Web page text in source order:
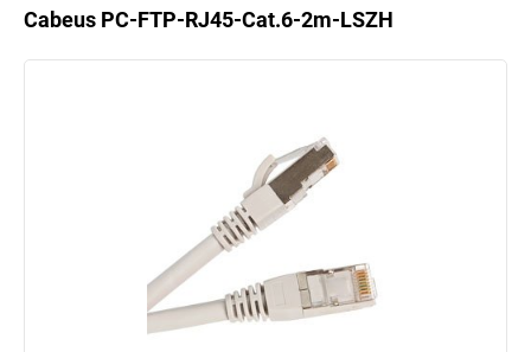
Cabeus PC-FTP-RJ45-Cat.6-2m-LSZH